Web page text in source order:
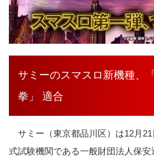
サミーのスマスロ新機種、
拳」 適合
サミー（東京都品川区）は12月
式試験機関である一般財団法人保安